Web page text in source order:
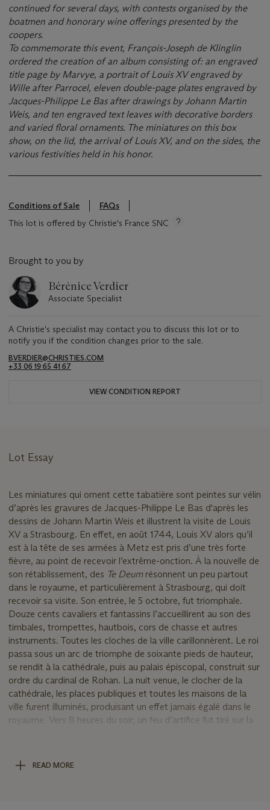
continued for several days, with contests organised by the
boatmen and honorary wine offerings presented by the
coopers.
To commemorate this event, François-Joseph de Klinglin
ordered the creation of an album consisting of: an engraved
title page by Marvye, a portrait of Louis XV engraved by
Wille after Parrocel, eleven double-page plates engraved by
Jacques-Philippe Le Bas after drawings by Johann Martin
Weis, and ten engraved text leaves with decorative borders
and varied floral ornaments. The miniatures on this box
show, on the lid, the arrival of Louis XV, and on the sides, the
various festivities held in his honor.
Conditions of Sale
FAQs
This lot is offered by Christie's France SNC
Brought to you by
Bérénice Verdier
Associate Specialist
A Christie's specialist may contact you to discuss this lot or to
notify you if the condition changes prior to the sale.
BVERDIER@CHRISTIES.COM
+33 06 19 65 41 67
VIEW CONDITION REPORT
Lot Essay
Les miniatures qui ornent cette tabatière sont peintes sur vélin
d’après les gravures de Jacques-Philippe Le Bas d'après les
dessins de Johann Martin Weis et illustrent la visite de Louis
XV a Strasbourg. En effet, en août 1744, Louis XV alors qu’il
est à la tête de ses armées à Metz est pris d’une très forte
fièvre, au point de recevoir l’extrême-onction. À la nouvelle de
son rétablissement, des Te Deum résonnent un peu partout
dans le royaume, et particulièrement à Strasbourg, qui doit
recevoir sa visite. Son entrée, le 5 octobre, fut triomphale.
Douze cents cavaliers et fantassins l’accueillirent au son des
timbales, trompettes, hautbois, cors de chasse et autres
instruments. Toutes les cloches de la ville carillonnèrent. Le roi
passa sous un arc de triomphe de soixante pieds de hauteur,
se rendit à la cathédrale, puis au palais épiscopal, construit sur
ordre du cardinal de Rohan. La nuit venue, le clocher de la
cathédrale, les places publiques et toutes les maisons de la
ville furent illuminés, produisant un effet jamais égalé dans le
royaume. Vers 8 heures du soir, un feu d’artifice fut tiré sur la
ville firent dresser des fontaines de vin et des banquets de
victuailles. La fête se prolongea plusieurs jours, avec des
READ MORE